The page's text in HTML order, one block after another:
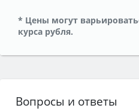
* Цены могут
курса рубля.
Вопросы и ответы